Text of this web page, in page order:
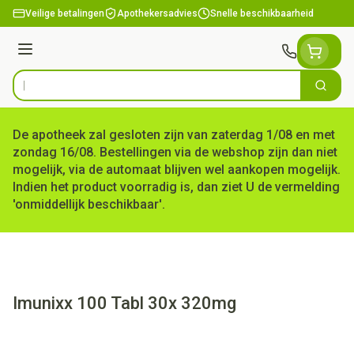
Ga naar de inhoud
Veilige betalingen Apothekersadvies Snelle beschikbaarheid
Menu
Product, merk, categorie... Zoek
De apotheek zal gesloten zijn van zaterdag 1/08 en met
zondag 16/08. Bestellingen via de webshop zijn dan niet
mogelijk, via de automaat blijven wel aankopen mogelijk.
Indien het product voorradig is, dan ziet U de vermelding
'onmiddellijk beschikbaar'.
Imunixx 100 Tabl 30x 320mg